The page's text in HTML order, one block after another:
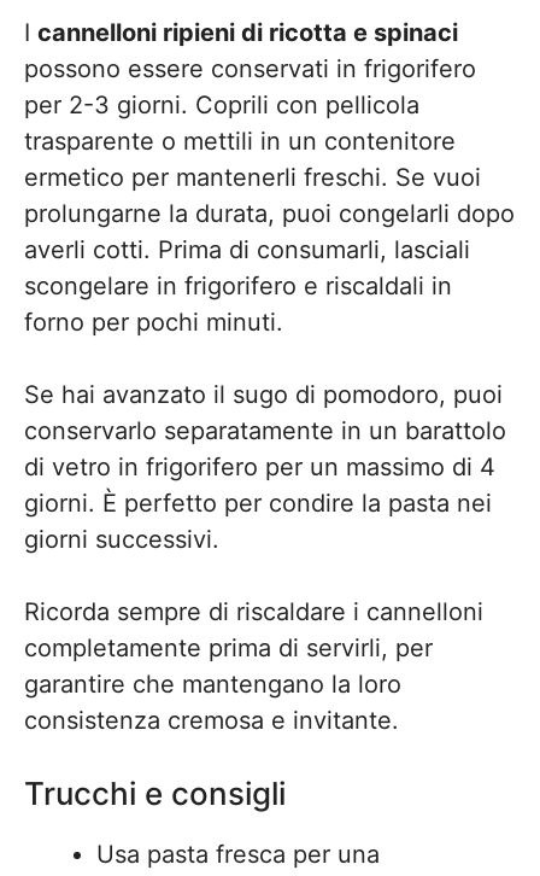
I cannelloni ripieni di ricotta e spinaci
possono essere conservati in frigorifero
per 2-3 giorni. Coprili con pellicola
trasparente o mettili in un contenitore
ermetico per mantenerli freschi. Se vuoi
prolungarne la durata, puoi congelarli dopo
averli cotti. Prima di consumarli, lasciali
scongelare in frigorifero e riscaldali in
forno per pochi minuti.
Se hai avanzato il sugo di pomodoro, puoi
conservarlo separatamente in un barattolo
di vetro in frigorifero per un massimo di 4
giorni. È perfetto per condire la pasta nei
giorni successivi.
Ricorda sempre di riscaldare i cannelloni
completamente prima di servirli, per
garantire che mantengano la loro
consistenza cremosa e invitante.
Trucchi e consigli
Usa pasta fresca per una